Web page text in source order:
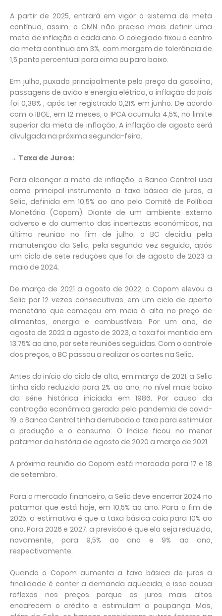
A partir de 2025, entrará em vigor o sistema de meta
contínua, assim, o CMN não precisa mais definir uma
meta de inflação a cada ano. O colegiado fixou o centro
da meta contínua em 3%, com margem de tolerância de
1,5 ponto percentual para cima ou para baixo.
Em julho, puxado principalmente pelo preço da gasolina,
passagens de avião e energia elétrica, a inflação do país
foi 0,38% , após ter registrado 0,21% em junho. De acordo
com o IBGE, em 12 meses, o IPCA acumula 4,5%, no limite
superior da meta de inflação. A inflação de agosto será
divulgada na próxima segunda-feira.
→ Taxa de Juros:
Para alcançar a meta de inflação, o Banco Central usa
como principal instrumento a taxa básica de juros, a
Selic, definida em 10,5% ao ano pelo Comitê de Política
Monetária (Copom). Diante de um ambiente externo
adverso e do aumento das incertezas econômicas, na
última reunião no fim de julho, o BC decidiu pela
manutenção da Selic, pela segunda vez seguida, após
um ciclo de sete reduções que foi de agosto de 2023 a
maio de 2024.
De março de 2021 a agosto de 2022, o Copom elevou a
Selic por 12 vezes consecutivas, em um ciclo de aperto
monetário que começou em meio à alta no preço de
alimentos, energia e combustíveis. Por um ano, de
agosto de 2022 a agosto de 2023, a taxa foi mantida em
13,75% ao ano, por sete reuniões seguidas. Com o controle
dos preços, o BC passou a realizar os cortes na Selic.
Antes do início do ciclo de alta, em março de 2021, a Selic
tinha sido reduzida para 2% ao ano, no nível mais baixo
da série histórica iniciada em 1986. Por causa da
contração econômica gerada pela pandemia de covid-
19, o Banco Central tinha derrubado a taxa para estimular
a produção e o consumo. O índice ficou no menor
patamar da história de agosto de 2020 a março de 2021.
A próxima reunião do Copom está marcada para 17 e 18
de setembro.
Para o mercado financeiro, a Selic deve encerrar 2024 no
patamar que está hoje, em 10,5% ao ano. Para o fim de
2025, a estimativa é que a taxa básica caia para 10% ao
ano. Para 2026 e 2027, a previsão é que ela seja reduzida,
novamente, para 9,5% ao ano e 9% ao ano,
respectivamente.
Quando o Copom aumenta a taxa básica de juros a
finalidade é conter a demanda aquecida, e isso causa
reflexos nos preços porque os juros mais altos
encarecem o crédito e estimulam a poupança. Mas,